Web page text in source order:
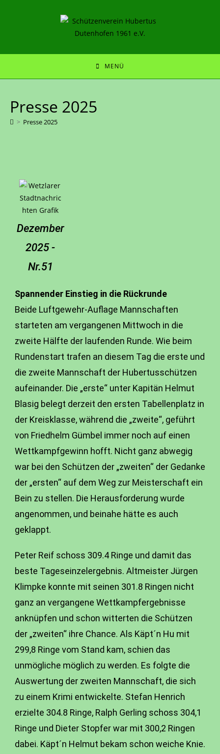
MENÜ
Presse 2025
> Presse 2025
Dezember
2025 -
Nr.51
Spannender Einstieg in die Rückrunde
Beide Luftgewehr-Auflage Mannschaften
starteten am vergangenen Mittwoch in die
zweite Hälfte der laufenden Runde. Wie beim
Rundenstart trafen an diesem Tag die erste und
die zweite Mannschaft der Hubertusschützen
aufeinander. Die „erste“ unter Kapitän Helmut
Blasig belegt derzeit den ersten Tabellenplatz in
der Kreisklasse, während die „zweite“, geführt
von Friedhelm Gümbel immer noch auf einen
Wettkampfgewinn hofft. Nicht ganz abwegig
war bei den Schützen der „zweiten“ der Gedanke
der „ersten“ auf dem Weg zur Meisterschaft ein
Bein zu stellen. Die Herausforderung wurde
angenommen, und beinahe hätte es auch
geklappt.
Peter Reif schoss 309.4 Ringe und damit das
beste Tageseinzelergebnis. Altmeister Jürgen
Klimpke konnte mit seinen 301.8 Ringen nicht
ganz an vergangene Wettkampfergebnisse
anknüpfen und schon witterten die Schützen
der „zweiten“ ihre Chance. Als Käpt´n Hu mit
299,8 Ringe vom Stand kam, schien das
unmögliche möglich zu werden. Es folgte die
Auswertung der zweiten Mannschaft, die sich
zu einem Krimi entwickelte. Stefan Henrich
erzielte 304.8 Ringe, Ralph Gerling schoss 304,1
Ringe und Dieter Stopfer war mit 300,2 Ringen
dabei. Käpt´n Helmut bekam schon weiche Knie.